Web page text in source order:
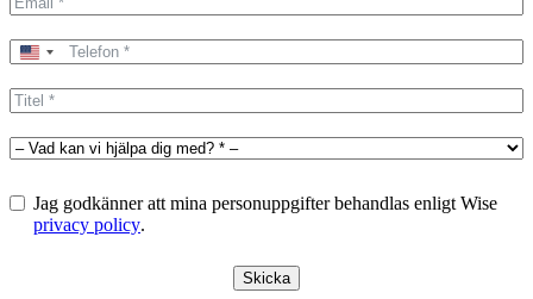
United
+1
Jag godkänner att mina personuppgifter behandlas enligt Wise
privacy policy.
Skicka